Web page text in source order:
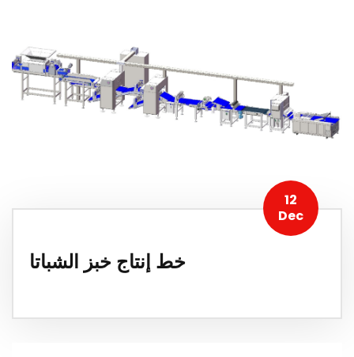
12
Dec
خط إنتاج خبز الشباتا